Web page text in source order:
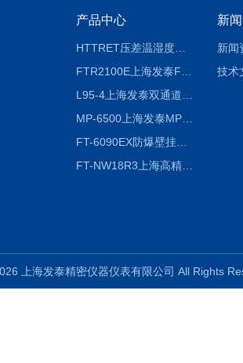
产品中心
HTTRET压差温湿度显示屏
MP-6500上海发泰MP-6500 压力记录器
FT-6090EX防爆壁挂式沼气分析检测仪
FT-NW18R3上海高精度温度记录仪
新
新闻
技术
上海发泰精密仪器仪表有限公司 All